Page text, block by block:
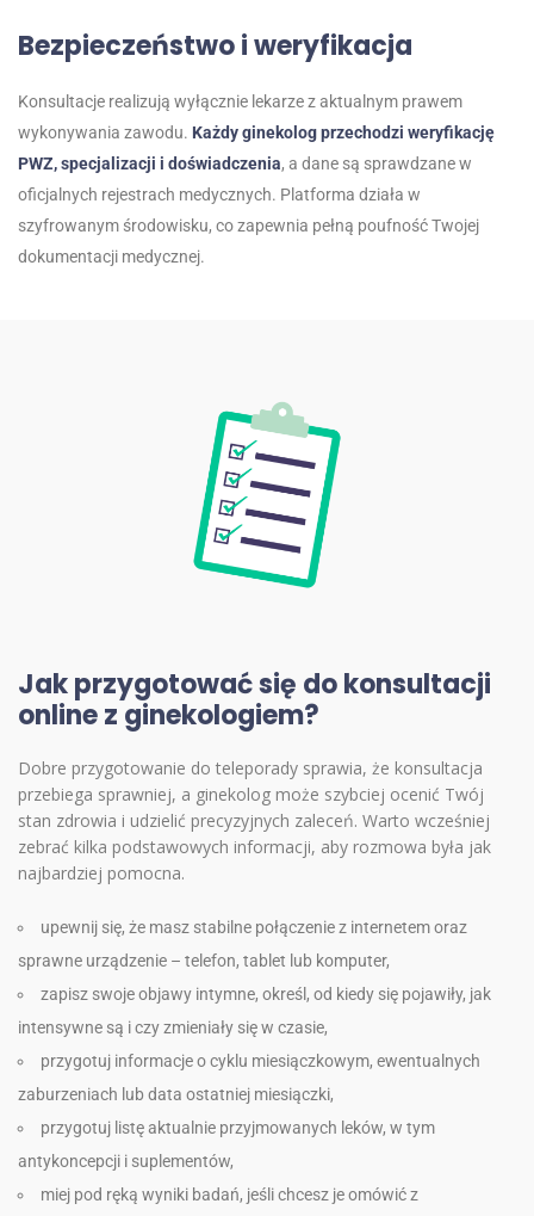
Bezpieczeństwo i weryfikacja
Konsultacje realizują wyłącznie lekarze z aktualnym prawem
wykonywania zawodu. Każdy ginekolog przechodzi weryfikację
PWZ, specjalizacji i doświadczenia, a dane są sprawdzane w
oficjalnych rejestrach medycznych. Platforma działa w
szyfrowanym środowisku, co zapewnia pełną poufność Twojej
dokumentacji medycznej.
Jak przygotować się do konsultacji
online z ginekologiem?
Dobre przygotowanie do teleporady sprawia, że konsultacja
przebiega sprawniej, a ginekolog może szybciej ocenić Twój
stan zdrowia i udzielić precyzyjnych zaleceń. Warto wcześniej
zebrać kilka podstawowych informacji, aby rozmowa była jak
najbardziej pomocna.
upewnij się, że masz stabilne połączenie z internetem oraz
sprawne urządzenie – telefon, tablet lub komputer,
zapisz swoje objawy intymne, określ, od kiedy się pojawiły, jak
intensywne są i czy zmieniały się w czasie,
przygotuj informacje o cyklu miesiączkowym, ewentualnych
zaburzeniach lub data ostatniej miesiączki,
przygotuj listę aktualnie przyjmowanych leków, w tym
antykoncepcji i suplementów,
miej pod ręką wyniki badań, jeśli chcesz je omówić z